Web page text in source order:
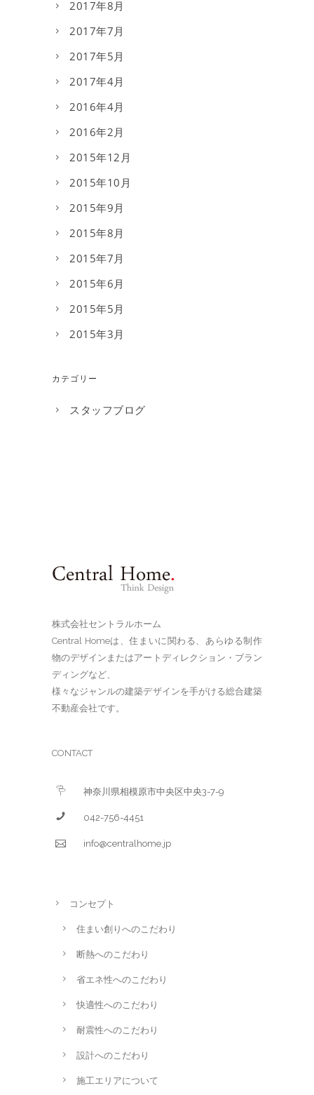
2017年8月
2017年7月
2017年5月
2017年4月
2016年4月
2016年2月
2015年12月
2015年10月
2015年9月
2015年8月
2015年7月
2015年6月
2015年5月
2015年3月
カテゴリー
スタッフブログ
株式会社セントラルホーム
Central Homeは、住まいに関わる、あらゆる制作
物のデザインまたはアートディレクション・ブラン
ディングなど、
様々なジャンルの建築デザインを手がける総合建築
不動産会社です。
CONTACT
神奈川県相模原市中央区中央3-7-9
042-756-4451
info@centralhome.jp
コンセプト
住まい創りへのこだわり
断熱へのこだわり
省エネ性へのこだわり
快適性へのこだわり
耐震性へのこだわり
設計へのこだわり
施工エリアについて